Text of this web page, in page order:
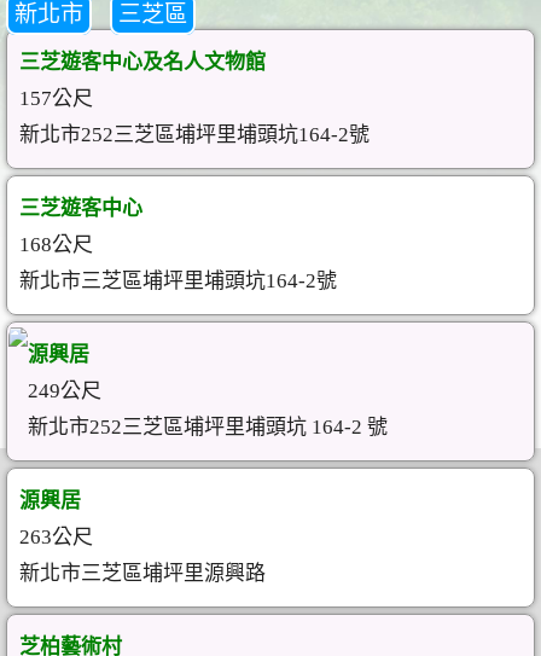
新北市 三芝區
三芝遊客中心及名人文物館
157公尺
新北市252三芝區埔坪里埔頭坑164-2號
三芝遊客中心
168公尺
新北市三芝區埔坪里埔頭坑164-2號
源興居
249公尺
新北市252三芝區埔坪里埔頭坑 164-2 號
源興居
263公尺
新北市三芝區埔坪里源興路
芝柏藝術村